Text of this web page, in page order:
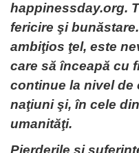
happinessday.org.
fericire şi
ambiţios ţel, este
care să înceapă cu
continue la nivel de
naţiuni şi, în cele
umanităţi.
Pierderile şi